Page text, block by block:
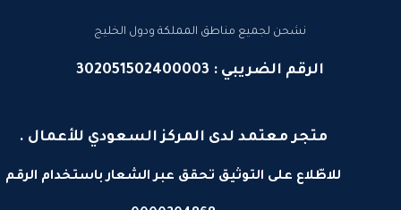
نشحن لجميع مناطق المملكة ودول الخليج
الرقم الضريبي : 302051502400003
متجر معتمد لدى المركز السعودي للأعمال .
للاطّلاع على التوثيق تحقق عبر الشعار باستخدام الرقم